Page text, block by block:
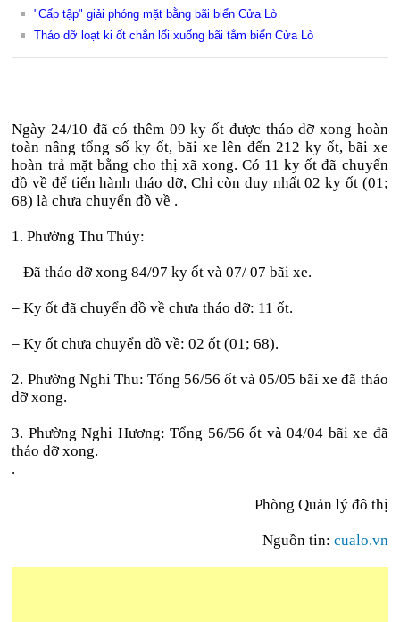
"Cấp tập" giải phóng mặt bằng bãi biển Cửa Lò
Tháo dỡ loạt ki ốt chắn lối xuống bãi tắm biển Cửa Lò
Ngày 24/10 đã có thêm 09 ky ốt được tháo dỡ xong hoàn
toàn nâng tổng số ky ốt, bãi xe lên đến 212 ky ốt, bãi xe
hoàn trả mặt bằng cho thị xã xong. Có 11 ky ốt đã chuyển
đồ về để tiến hành tháo dỡ, Chỉ còn duy nhất 02 ky ốt (01;
68) là chưa chuyển đồ về .
1. Phường Thu Thủy:
– Đã tháo dỡ xong 84/97 ky ốt và 07/ 07 bãi xe.
– Ky ốt đã chuyển đồ về chưa tháo dỡ: 11 ốt.
– Ky ốt chưa chuyển đồ về: 02 ốt (01; 68).
2. Phường Nghi Thu: Tổng 56/56 ốt và 05/05 bãi xe đã tháo
dỡ xong.
3. Phường Nghi Hương: Tổng 56/56 ốt và 04/04 bãi xe đã
tháo dỡ xong.
.
Phòng Quản lý đô thị
Nguồn tin: cualo.vn